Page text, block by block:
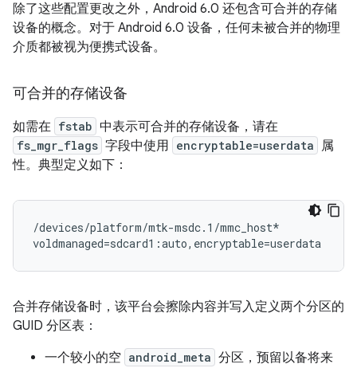
除了这些配置更改之外，Android 6.0 还包含可合并的存储
设备的概念。对于 Android 6.0 设备，任何未被合并的物理
介质都被视为便携式设备。
可合并的存储设备
如需在 fstab 中表示可合并的存储设备，请在
fs_mgr_flags 字段中使用 encryptable=userdata 属
性。典型定义如下：
/devices/platform/mtk-msdc.1/mmc_host*
合并存储设备时，该平台会擦除内容并写入定义两个分区的
GUID 分区表：
一个较小的空 android_meta 分区，预留以备将来